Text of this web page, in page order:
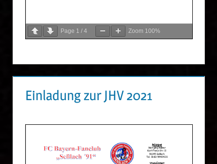
Page 1 / 4 Zoom 100%
Einladung zur JHV 2021